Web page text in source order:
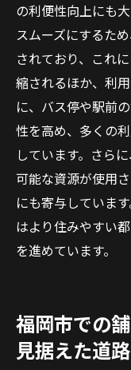
の利便性向上にも
スムーズにするた
されており、これ
縮されるほか、利
に、バス停や駅前
性を高め、多くの
しています。さら
可能な資源が使用
にも寄与していま
はより住みやすい
を進めています。
福岡市での
見据えた道